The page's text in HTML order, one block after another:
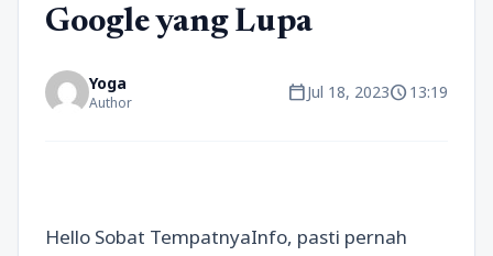
Google yang Lupa
Yoga
Author calendar_todayJul 18, 2023schedule13:19
Hello Sobat TempatnyaInfo, pasti pernah